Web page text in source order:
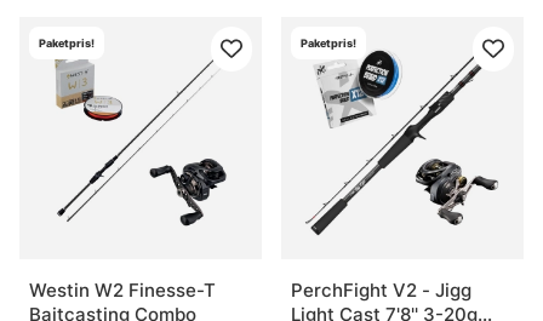
Paketpris!
Westin W2 Finesse-T
Baitcasting Combo
Paketpris!
PerchFight V2 - Jigg
Light Cast 7'8'' 3-20g